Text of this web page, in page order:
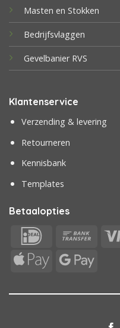
Masten en Stokken
Bedrijfsvlaggen
Gevelbanier RVS
Klantenservice
Verzending & levering
Retourneren
Kennisbank
Templates
Betaalopties
IDeal
Bank
Apple
Google